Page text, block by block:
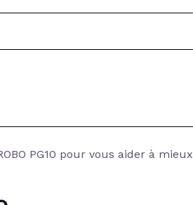
PG10 pour vous aider à mieux